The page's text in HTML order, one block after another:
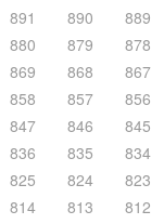
891
890 889
880
879 878
869
868 867
858
857 856
847
846 845
836
835 834
825
824 823
814
813 812